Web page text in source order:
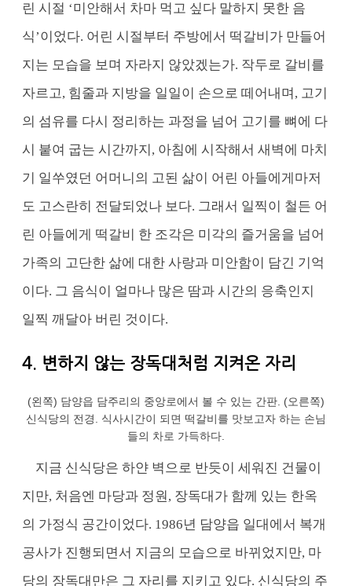
린 시절 ‘미안해서 차마 먹고 싶다 말하지 못한 음
식’이었다. 어린 시절부터 주방에서 떡갈비가 만들어
지는 모습을 보며 자라지 않았겠는가. 작두로 갈비를
자르고, 힘줄과 지방을 일일이 손으로 떼어내며, 고기
의 섬유를 다시 정리하는 과정을 넘어 고기를 뼈에 다
시 붙여 굽는 시간까지, 아침에 시작해서 새벽에 마치
기 일쑤였던 어머니의 고된 삶이 어린 아들에게마저
도 고스란히 전달되었나 보다. 그래서 일찍이 철든 어
린 아들에게 떡갈비 한 조각은 미각의 즐거움을 넘어
가족의 고단한 삶에 대한 사랑과 미안함이 담긴 기억
이다. 그 음식이 얼마나 많은 땀과 시간의 응축인지
일찍 깨달아 버린 것이다.
4. 변하지 않는 장독대처럼 지켜온 자리
(왼쪽) 담양읍 담주리의 중앙로에서 볼 수 있는 간판. (오른쪽)
신식당의 전경. 식사시간이 되면 떡갈비를 맛보고자 하는 손님
들의 차로 가득하다.
지금 신식당은 하얀 벽으로 반듯이 세워진 건물이
지만, 처음엔 마당과 정원, 장독대가 함께 있는 한옥
의 가정식 공간이었다. 1986년 담양읍 일대에서 복개
공사가 진행되면서 지금의 모습으로 바뀌었지만, 마
당의 장독대만은 그 자리를 지키고 있다. 신식당의 주